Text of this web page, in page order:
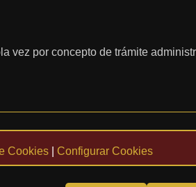
vez por concepto de trámite
Cookies| Configurar Cookies